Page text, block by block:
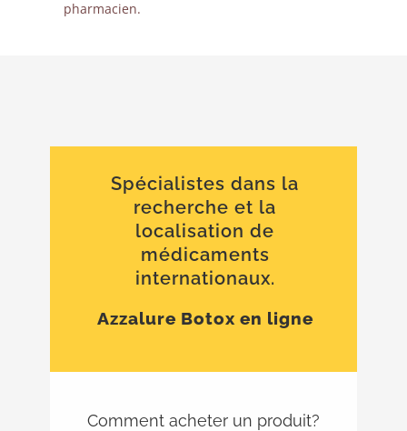
pharmacien.
Spécialistes dans la
recherche et la
localisation de
médicaments
internationaux.
Azzalure Botox en ligne
Comment acheter un produit?